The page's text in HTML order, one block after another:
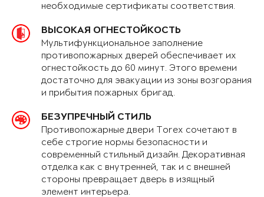
необходимые сертификаты соответствия.
ВЫСОКАЯ ОГНЕСТОЙКОСТЬ
Мультифункциональное заполнение
противопожарных дверей обеспечивает их
огнестойкость до 60 минут. Этого времени
достаточно для эвакуации из зоны возгорания
и прибытия пожарных бригад.
БЕЗУПРЕЧНЫЙ СТИЛЬ
Противопожарные двери Torex сочетают в
себе строгие нормы безопасности и
современный стильный дизайн. Декоративная
отделка как с внутренней, так и с внешней
стороны превращает дверь в изящный
элемент интерьера.